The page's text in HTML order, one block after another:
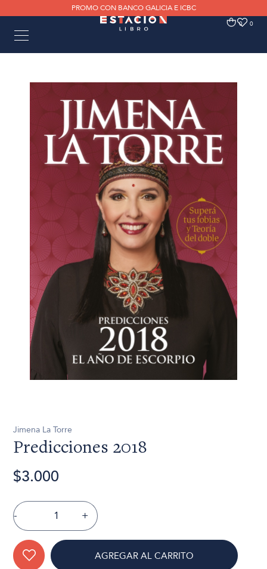
PROMO CON BANCO GALICIA E ICBC
0 0
Jimena La Torre
Predicciones 2018
$3.000
- +
AGREGAR AL CARRITO